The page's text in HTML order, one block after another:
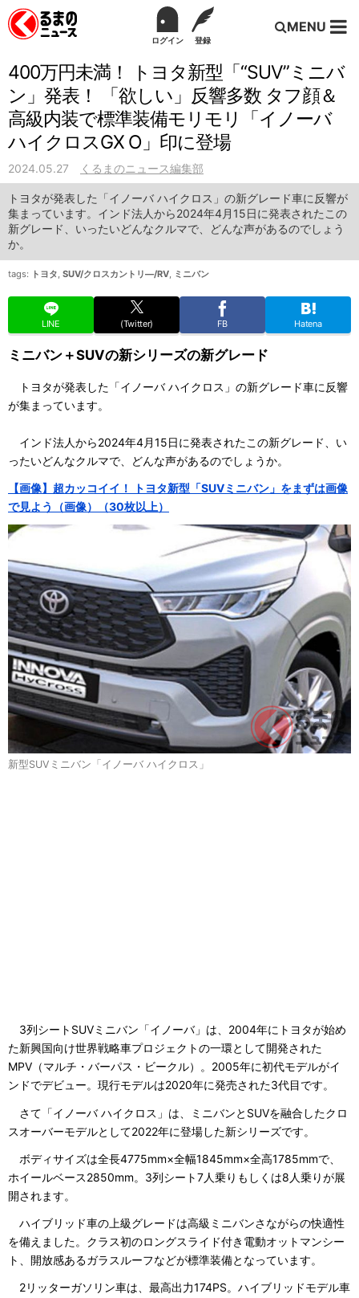
ログイン 登録
MENU
400万円未満！ トヨタ新型「“SUV”ミニバ
ン」発表！ 「欲しい」反響多数 タフ顔＆
高級内装で標準装備モリモリ「イノーバ
ハイクロスGX O」印に登場
2024.05.27 くるまのニュース編集部
トヨタが発表した「イノーバ ハイクロス」の新グレード車に反響が
集まっています。インド法人から2024年4月15日に発表されたこの
新グレード、いったいどんなクルマで、どんな声があるのでしょう
か。
tags: トヨタ, SUV/クロスカントリ―/RV, ミニバン
LINE (Twitter) FB Hatena
ミニバン＋SUVの新シリーズの新グレード
トヨタが発表した「イノーバ ハイクロス」の新グレード車に反響
が集まっています。
インド法人から2024年4月15日に発表されたこの新グレード、い
ったいどんなクルマで、どんな声があるのでしょうか。
【画像】超カッコイイ！ トヨタ新型「SUVミニバン」をまずは画像
で見よう（画像）（30枚以上）
新型SUVミニバン「イノーバ ハイクロス」
3列シートSUVミニバン「イノーバ」は、2004年にトヨタが始め
た新興国向け世界戦略車プロジェクトの一環として開発された
MPV（マルチ・バーパス・ビークル）。2005年に初代モデルがイ
ンドでデビュー。現行モデルは2020年に発売された3代目です。
さて「イノーバ ハイクロス」は、ミニバンとSUVを融合したクロ
スオーバーモデルとして2022年に登場した新シリーズです。
ボディサイズは全長4775mm×全幅1845mm×全高1785mmで、
ホイールベース2850mm。3列シート7人乗りもしくは8人乗りが展
開されます。
ハイブリッド車の上級グレードは高級ミニバンさながらの快適性
を備えました。クラス初のロングスライド付き電動オットマンシー
ト、開放感あるガラスルーフなどが標準装備となっています。
2リッターガソリン車は、最高出力174PS。ハイブリッドモデル車